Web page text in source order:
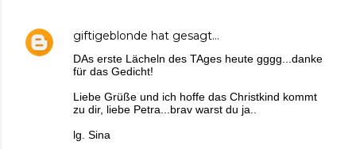
giftigeblonde hat gesagt…
DAs erste Lächeln des TAges heute gggg...danke
für das Gedicht!
Liebe Grüße und ich hoffe das Christkind kommt
zu dir, liebe Petra...brav warst du ja..
lg. Sina